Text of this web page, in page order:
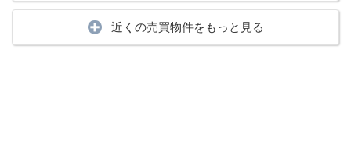
近くの売買物件をもっと見る